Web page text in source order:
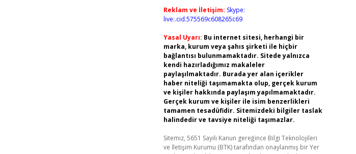
Reklam ve İletişim: Skype:
live:.cid.575569c608265c69
Yasal Uyarı: Bu internet sitesi, herhangi bir
marka, kurum veya şahıs şirketi ile hiçbir
bağlantısı bulunmamaktadır. Sitede yalnızca
kendi hazırladığımız makaleler
paylaşılmaktadır. Burada yer alan içerikler
haber niteliği taşımamakta olup, gerçek kurum
ve kişiler hakkında paylaşım yapılmamaktadır.
Gerçek kurum ve kişiler ile isim benzerlikleri
tamamen tesadüfidir. Sitemizdeki bilgiler taslak
halindedir ve tavsiye niteliği taşımazlar.
Sitemiz, 5651 Sayılı Kanun gereğince Bilgi Teknolojileri
ve İletişim Kurumu (BTK) tarafından onaylanmış bir Yer